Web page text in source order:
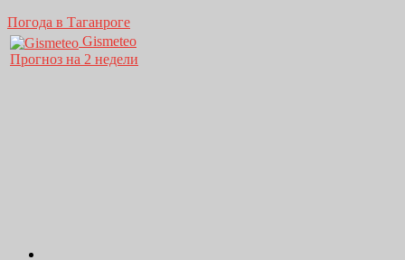
Погода в Таганроге
Gismeteo
Прогноз на 2 недели